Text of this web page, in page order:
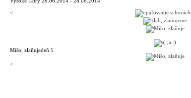
<
Mišo, zlaňujedeň 1
<